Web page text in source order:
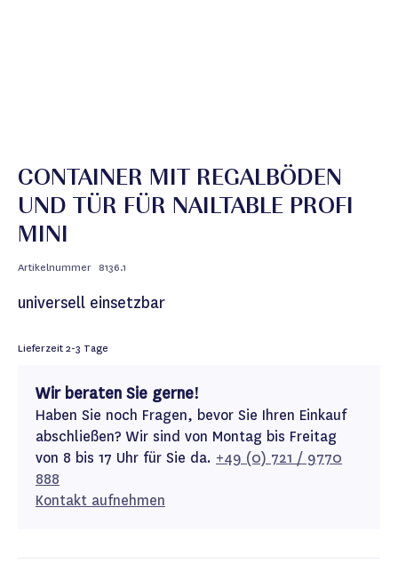
CONTAINER MIT REGALBÖDEN
UND TÜR FÜR NAILTABLE PROFI
MINI
Artikelnummer 8136.1
universell einsetzbar
Lieferzeit2-3 Tage
Wir beraten Sie gerne!
Haben Sie noch Fragen, bevor Sie Ihren Einkauf
abschließen? Wir sind von Montag bis Freitag
von 8 bis 17 Uhr für Sie da. +49 (0) 721 / 9770
888
Kontakt aufnehmen